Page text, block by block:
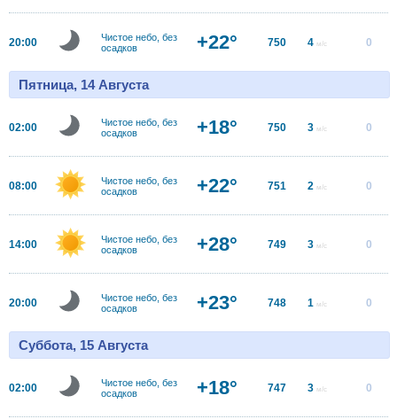
20:00
Чистое небо, без
осадков
+22° 750 4 м/с 0
Пятница, 14 Августа
02:00
Чистое небо, без
осадков
+18° 750 3 м/с 0
08:00
Чистое небо, без
осадков
+22° 751 2 м/с 0
14:00
Чистое небо, без
осадков
+28° 749 3 м/с 0
20:00
Чистое небо, без
осадков
+23° 748 1 м/с 0
Суббота, 15 Августа
02:00
Чистое небо, без
осадков
+18° 747 3 м/с 0